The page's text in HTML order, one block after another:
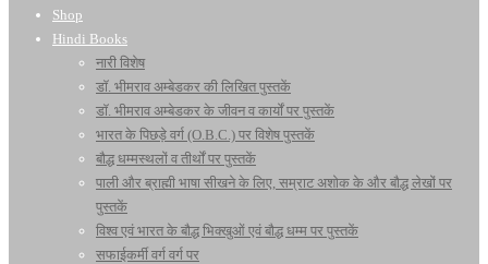
Shop
Hindi Books
नारी विशेष
डॉ. भीमराव अम्बेडकर की लिखित पुस्तकें
डॉ. भीमराव अम्बेडकर के जीवन व कार्यों पर पुस्तकें
भारत के पिछड़े वर्ग (O.B.C.) पर विशेष पुस्तकें
बौद्ध धम्मस्थलों व तीर्थों पर पुस्तकें
पाली और ब्राह्मी भाषा सीखने के लिए, सम्राट अशोक के और बौद्ध लेखों पर
पुस्तकें
विश्व एवं भारत के बौद्ध भिक्खुओं एवं बौद्ध धम्म पर पुस्तकें
सफाईकर्मी वर्ग वर्ग पर